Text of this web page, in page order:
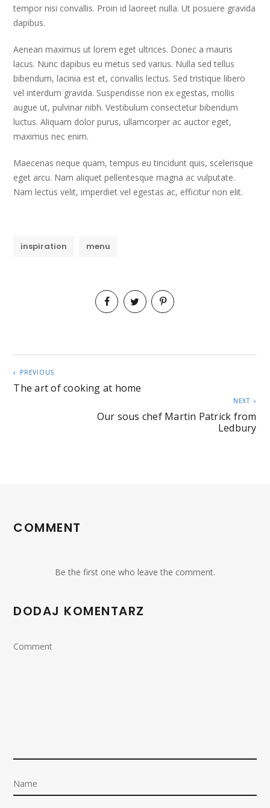
tempor nisi convallis. Proin id laoreet nulla. Ut posuere gravida
dapibus.
Aenean maximus ut lorem eget ultrices. Donec a mauris
lacus. Nunc dapibus eu metus sed varius. Nulla sed tellus
bibendum, lacinia est et, convallis lectus. Sed tristique libero
vel interdum gravida. Suspendisse non ex egestas, mollis
augue ut, pulvinar nibh. Vestibulum consectetur bibendum
luctus. Aliquam dolor purus, ullamcorper ac auctor eget,
maximus nec enim.
Maecenas neque quam, tempus eu tincidunt quis, scelerisque
eget arcu. Nam aliquet pellentesque magna ac vulputate.
Nam lectus velit, imperdiet vel egestas ac, efficitur non elit.
inspiration menu
PREVIOUS
The art of cooking at home
NEXT
Our sous chef Martin Patrick from
Ledbury
COMMENT
Be the first one who leave the comment.
DODAJ KOMENTARZ